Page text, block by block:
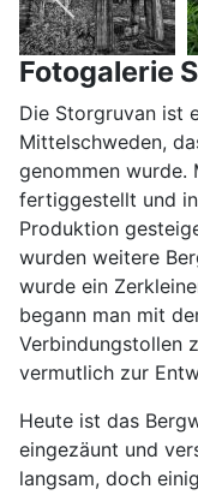
Fotogalerie
Die Storgruvan ist
Mittelschweden,
genommen wurde.
fertiggestellt und
Produktion
wurden weitere
wurde ein
begann man mit
Verbindungstollen
vermutlich zur
Heute ist das
eingezäunt und
langsam, doch